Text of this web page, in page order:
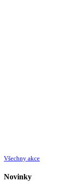
Všechny akce
Novinky